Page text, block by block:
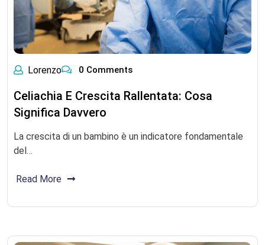
Lorenzo 0 Comments
Celiachia E Crescita Rallentata: Cosa
Significa Davvero
La crescita di un bambino è un indicatore fondamentale
del…
Read More